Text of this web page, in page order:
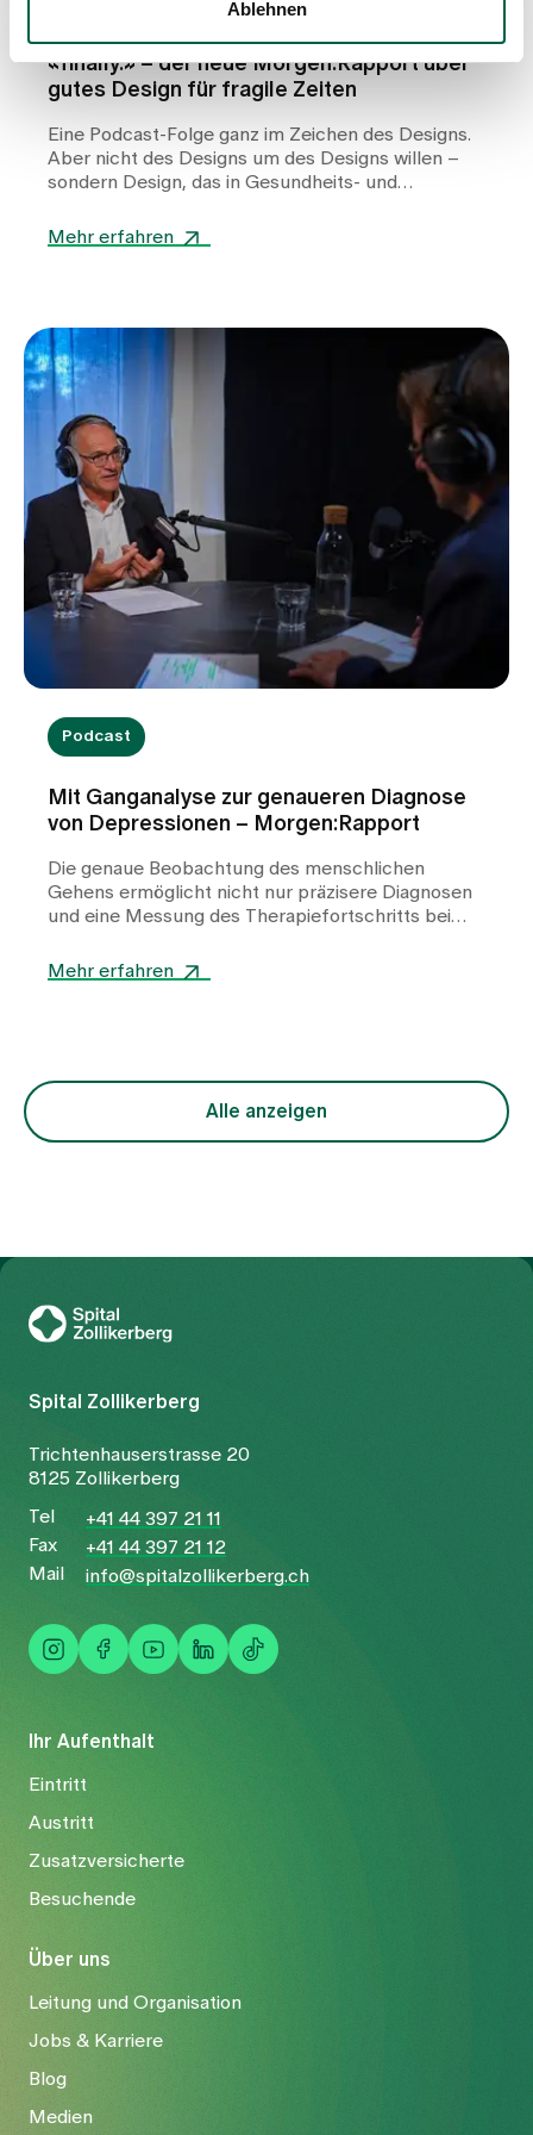
Ablehnen
«finally.» – der neue Morgen:Rapport über
gutes Design für fragile Zeiten
Eine Podcast-Folge ganz im Zeichen des Designs.
Aber nicht des Designs um des Designs willen –
sondern Design, das in Gesundheits- und
pflegebedürftige Personen, Angehörige und
Mehr erfahren
Podcast
Mit Ganganalyse zur genaueren Diagnose
von Depressionen – Morgen:Rapport
Die genaue Beobachtung des menschlichen
Gehens ermöglicht nicht nur präzisere Diagnosen
und eine Messung des Therapiefortschritts bei
Therapie. Ein Gespräch über das, was uns der
Mehr erfahren
Alle anzeigen
Ihr Aufenthalt
Eintritt
Austritt
Zusatzversicherte
Besuchende
Über uns
Leitung und Organisation
Jobs & Karriere
Blog
Medien
Spital Zollikerberg
Trichtenhauserstrasse 20
8125 Zollikerberg
Tel
+41 44 397 21 11
Fax
+41 44 397 21 12
Mail
info@spitalzollikerberg.ch